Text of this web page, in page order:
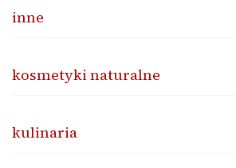
inne
kosmetyki naturalne
kulinaria